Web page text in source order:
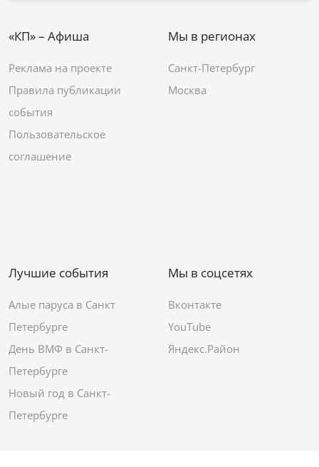
«КП» – Афиша
Реклама на проекте
Правила публикации
события
Пользовательское
соглашение
Мы в регионах
Санкт-Петербург
Москва
Лучшие события
Алые паруса в Санкт
Петербурге
День ВМФ в Санкт-
Петербурге
Новый год в Санкт-
Петербурге
Мы в соцсетях
Вконтакте
YouTube
Яндекс.Район